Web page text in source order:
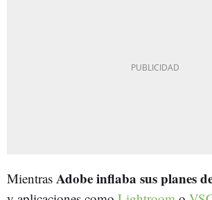
Mientras Adobe inflaba sus planes